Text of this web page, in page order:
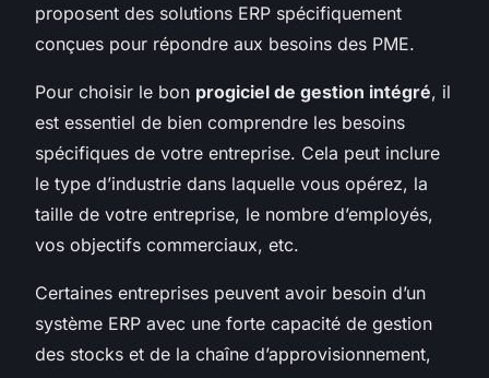
proposent des solutions ERP spécifiquement
conçues pour répondre aux besoins des PME.
Pour choisir le bon progiciel de gestion intégré, il
est essentiel de bien comprendre les besoins
spécifiques de votre entreprise. Cela peut inclure
le type d’industrie dans laquelle vous opérez, la
taille de votre entreprise, le nombre d’employés,
vos objectifs commerciaux, etc.
Certaines entreprises peuvent avoir besoin d’un
système ERP avec une forte capacité de gestion
des stocks et de la chaîne d’approvisionnement,